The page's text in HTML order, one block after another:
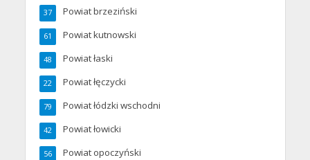
Powiat brzeziński
37
Powiat kutnowski
61
Powiat łaski
48
Powiat łęczycki
22
Powiat łódzki wschodni
79
Powiat łowicki
42
Powiat opoczyński
56